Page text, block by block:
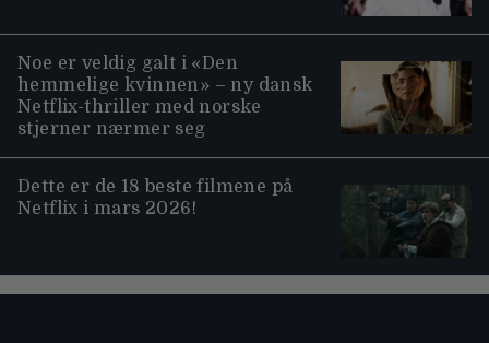
Noe er veldig galt i «Den
hemmelige kvinnen» – ny dansk
Netflix-thriller med norske
stjerner nærmer seg
Dette er de 18 beste filmene på
Netflix i mars 2026!